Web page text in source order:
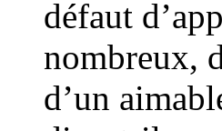
défaut
nombreux,
d’un